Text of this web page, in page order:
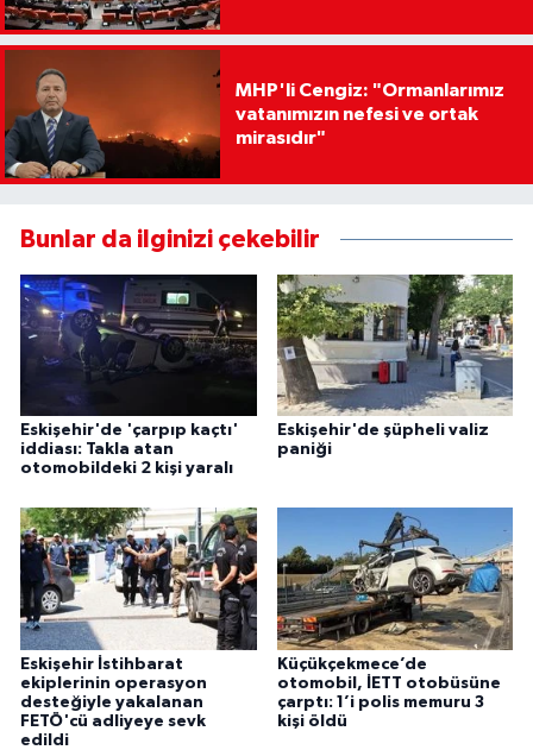
Komisyonunda
MHP'li Cengiz: "Ormanlarımız
vatanımızın nefesi ve ortak
mirasıdır"
Bunlar da ilginizi çekebilir
Eskişehir'de 'çarpıp kaçtı'
iddiası: Takla atan
otomobildeki 2 kişi yaralı
Eskişehir'de şüpheli valiz
paniği
Eskişehir İstihbarat
ekiplerinin operasyon
desteğiyle yakalanan
FETÖ'cü adliyeye sevk
edildi
Küçükçekmece’de
otomobil, İETT otobüsüne
çarptı: 1’i polis memuru 3
kişi öldü